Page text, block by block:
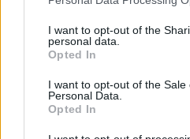
I want to opt-out of the
personal data.
Opted In
I want to opt-out of the Sale
Personal Data.
Opted In
άλμπουμ από τη
CELEBRITIES